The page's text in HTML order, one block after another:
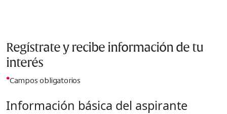
Regístrate y recibe información de tu
interés
*Campos obligatorios
Información básica del aspirante